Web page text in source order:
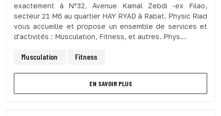
exactement à N°32, Avenue Kamal Zebdi -ex Filao,
secteur 21 M6 au quartier HAY RYAD à Rabat. Physic Riad
vous accueille et propose un ensemble de services et
d'activités : Musculation, Fitness, et autres. Phys...
Musculation Fitness
EN SAVOIR PLUS